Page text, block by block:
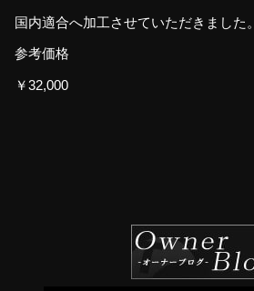
国内適合へ加工させていただきました。
参考価格
￥32,000